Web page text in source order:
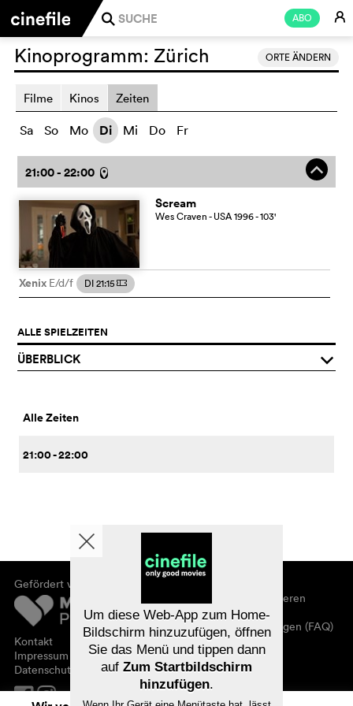
ABO E
j
ORTE ÄNDERN
Kinoprogramm: Zürich
Filme Kinos Zeiten
Sa So Mo Di Mi Do Fr
21:00 - 22:00 l o
Scream
Wes Craven- USA1996- 103'
Xenix E/d/f DI 21:15 m
ALLE SPIELZEITEN
ÜBERBLICK q
Alle Zeiten
21:00 - 22:00
Gefördert von
Kontakt
Impressum
Datenschutz
Registrieren/abonnieren
Newsletter
Häufig gestellte Fragen (FAQ)
Gutscheine
Um diese Web-App zum Home-
Bildschirm hinzuzufügen, öffnen
Sie das Menü und tippen dann
auf Zum Startbildschirm
hinzufügen.